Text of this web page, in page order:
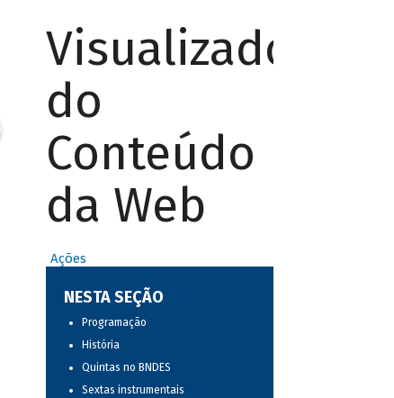
Visualizador
do
Conteúdo
da Web
Ações
NESTA SEÇÃO
Programação
História
Quintas no BNDES
Sextas instrumentais